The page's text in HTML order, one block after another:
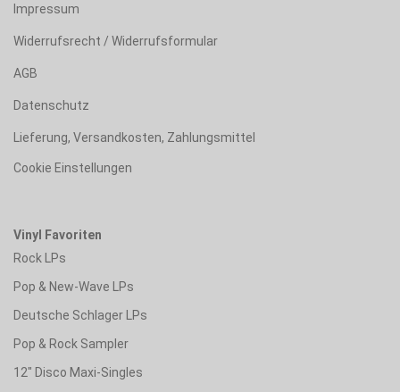
Impressum
Widerrufsrecht / Widerrufsformular
AGB
Datenschutz
Lieferung, Versandkosten, Zahlungsmittel
Cookie Einstellungen
Vinyl Favoriten
Rock LPs
Pop & New-Wave LPs
Deutsche Schlager LPs
Pop & Rock Sampler
12" Disco Maxi-Singles